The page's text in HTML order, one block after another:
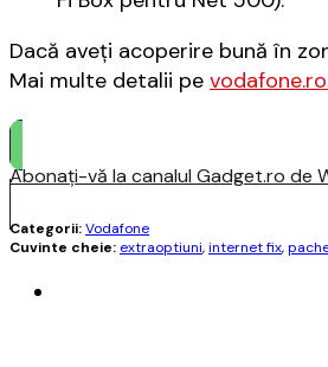
Dacă aveţi acoperire bună în
Mai multe detalii pe
Abonați-vă la canalul Gadget.ro de
Categorii:Vodafone
Cuvinte cheie: extraoptiuni,internet fix,